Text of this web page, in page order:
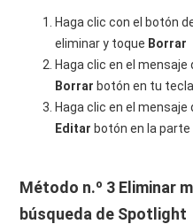
Haga clic con el botón
eliminar y toque Borrar
Haga clic en el mensaje
Borrar botón en tu
Haga clic en el mensaje
Editar botón en la
Método n.º 3 Eliminar
búsqueda de Spotlight